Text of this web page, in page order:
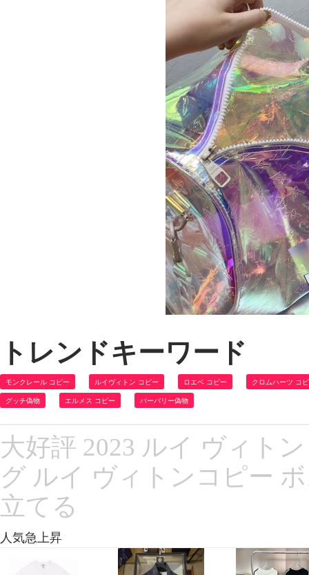
トレンドキーワード
モンクレール コピー ルイヴィトン コピー ロエベ コピー クロムハーツ コ
グッチ偽物 エルメス コピー バーバリー偽物
大好評 2023 ルイ ヴィト
グ ルイ ヴィトンコピー
立てる
人気急上昇